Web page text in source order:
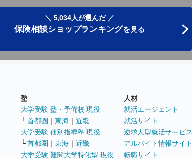
＼ 5,034人が選んだ ／
保険相談ショップランキングを見る
塾
大学受験 塾・予備校 現役
└ 首都圏 ｜ 東海 ｜ 近畿
大学受験 個別指導塾 現役
└ 首都圏 ｜ 東海 ｜ 近畿
大学受験 難関大学特化型 現役
人材
就活エージェント
就活サイト
逆求人型就活サービス
アルバイト情報サイト
転職サイト